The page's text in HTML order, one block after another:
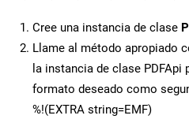
Cree una instancia de clase
Llame al método apropiado
la instancia de clase PDFApi
formato deseado como
%!(EXTRA string=EMF)